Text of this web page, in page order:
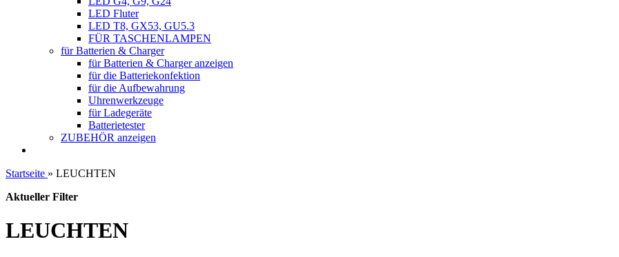
LED Fluter
LED T8, GX53, GU5.3
FÜR TASCHENLAMPEN
für Batterien & Charger
für Batterien & Charger anzeigen
für die Batteriekonfektion
für die Aufbewahrung
Uhrenwerkzeuge
für Ladegeräte
Batterietester
ZUBEHÖR anzeigen
Startseite » LEUCHTEN
Aktueller Filter
LEUCHTEN